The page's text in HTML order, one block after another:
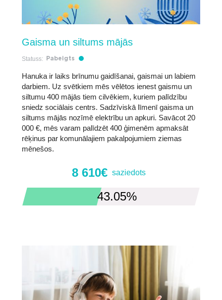
Gaisma un siltums mājās
Statuss: Pabeigts
Hanuka ir laiks brīnumu gaidīšanai, gaismai un labiem
darbiem. Uz svētkiem mēs vēlētos ienest gaismu un
siltumu 400 mājās tiem cilvēkiem, kuriem palīdzību
sniedz sociālais centrs. Sadzīviskā līmenī gaisma un
siltums mājās nozīmē elektrību un apkuri. Savācot 20
000 €, mēs varam palīdzēt 400 ģimenēm apmaksāt
rēķinus par komunālajiem pakalpojumiem ziemas
mēnešos.
8 610€ saziedots
43.05%